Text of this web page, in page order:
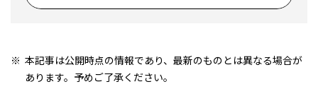
本記事は公開時点の情報であり、最新のものとは異なる場合が
あります。予めご了承ください。